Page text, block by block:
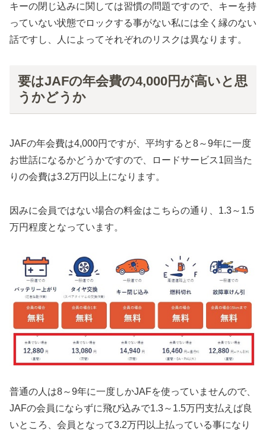
キーの閉じ込みに関しては習慣の問題ですので、キーを持
っていない状態でロックする事がない私には全く縁のない
話ですし、人によってそれぞれのリスクは異なります。
要はJAFの年会費の4,000円が高いと思
うかどうか
JAFの年会費は4,000円ですが、平均すると8～9年に一度
お世話になるかどうかですので、ロードサービス1回当た
りの会費は3.2万円以上になります。
因みに会員ではない場合の料金はこちらの通り、1.3～1.5
万円程度となっています。
普通の人は8～9年に一度しかJAFを使っていませんので、
JAFの会員にならずに飛び込みで1.3～1.5万円支払えば良
いところ、会員となって3.2万円以上払っている事になり